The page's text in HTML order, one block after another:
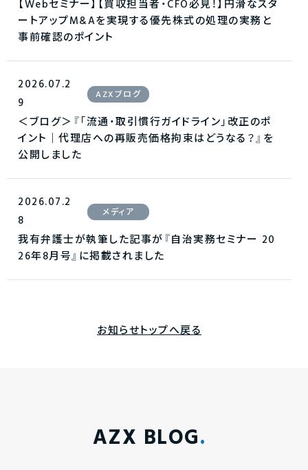
【Webセミナー】【買収担当者・CFO必見！】円滑なスタ
ートアップM&Aを実現する優先株式の処理の実務と
事前確認のポイント
2026.07.2
9
AZXブログ
＜ブログ＞『「流通・取引慣行ガイドライン」改正のポ
イント｜代理店への再販売価格拘束はどうなる？』を
公開しました
2026.07.2
8
メディア
我有弁護士が執筆した記事が『自治実務セミナー 20
26年8月号』に掲載されました
お知らせトップへ戻る
AZX BLOG